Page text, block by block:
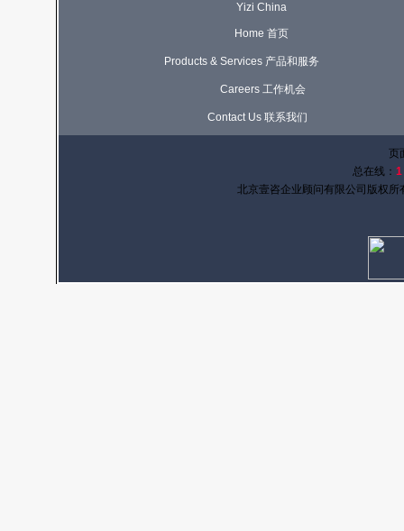
Yizi China
Home 首页
Products & Services 产品和服务
Careers 工作机会
Contact Us 联系我们
页
总在线： 1
北京壹咨企业顾问有限公司版权